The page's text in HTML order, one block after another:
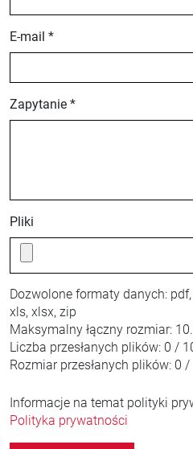
E-mail *
Zapytanie *
Pliki
Dozwolone formaty danych:
xls, xlsx, zip
Maksymalny łączny rozmiar:
Liczba przesłanych plików: 0 /
Rozmiar przesłanych plików: 0 /
Informacje na temat polityki
Polityka prywatności